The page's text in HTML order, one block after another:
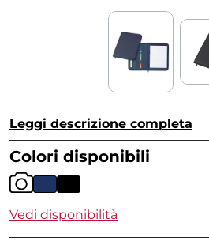
Leggi descrizione completa
Colori disponibili
Vedi disponibilità